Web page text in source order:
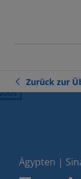
Zurück zur
Ägypten |